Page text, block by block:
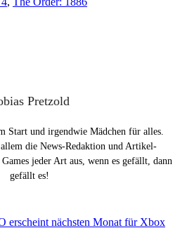
Pretzold
Start und irgendwie Mädchen für alles.
die News-Redaktion und Artikel-
jeder Art aus, wenn es gefällt, dann
gefällt es!
erscheint nächsten Monat für Xbox